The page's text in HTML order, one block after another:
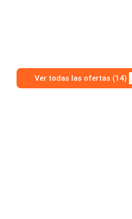
Ver todas las ofertas (14)